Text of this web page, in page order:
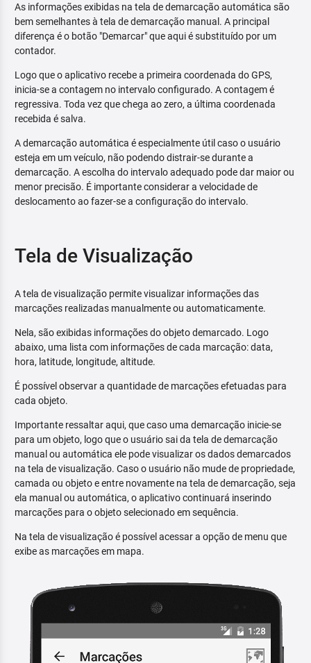
As informações exibidas na tela de demarcação automática são
bem semelhantes à tela de demarcação manual. A principal
diferença é o botão "Demarcar" que aqui é substituído por um
contador.
Logo que o aplicativo recebe a primeira coordenada do GPS,
inicia-se a contagem no intervalo configurado. A contagem é
regressiva. Toda vez que chega ao zero, a última coordenada
recebida é salva.
A demarcação automática é especialmente útil caso o usuário
esteja em um veículo, não podendo distrair-se durante a
demarcação. A escolha do intervalo adequado pode dar maior ou
menor precisão. É importante considerar a velocidade de
deslocamento ao fazer-se a configuração do intervalo.
Tela de Visualização
A tela de visualização permite visualizar informações das
marcações realizadas manualmente ou automaticamente.
Nela, são exibidas informações do objeto demarcado. Logo
abaixo, uma lista com informações de cada marcação: data,
hora, latitude, longitude, altitude.
É possível observar a quantidade de marcações efetuadas para
cada objeto.
Importante ressaltar aqui, que caso uma demarcação inicie-se
para um objeto, logo que o usuário sai da tela de demarcação
manual ou automática ele pode visualizar os dados demarcados
na tela de visualização. Caso o usuário não mude de propriedade,
camada ou objeto e entre novamente na tela de demarcação, seja
ela manual ou automática, o aplicativo continuará inserindo
marcações para o objeto selecionado em sequência.
Na tela de visualização é possível acessar a opção de menu que
exibe as marcações em mapa.